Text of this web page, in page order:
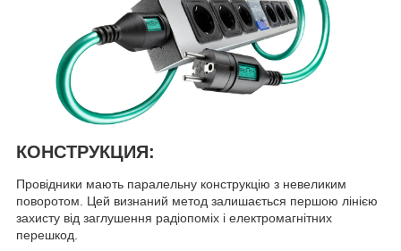
КОНСТРУКЦИЯ:
Провідники мають паралельну конструкцію з невеликим
поворотом. Цей визнаний метод залишається першою лінією
захисту від заглушення радіопоміх і електромагнітних
перешкод.